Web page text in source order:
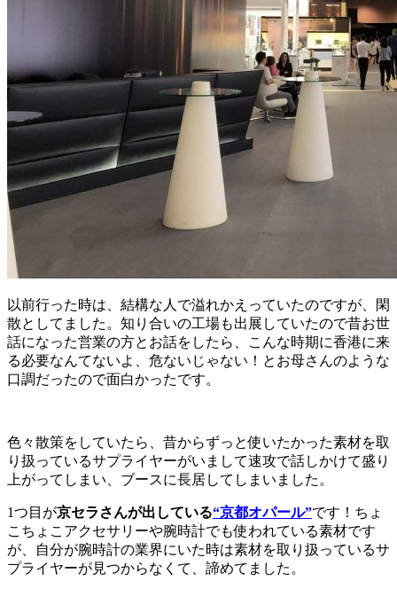
以前行った時は、結構な人で溢れかえっていたのですが、閑
散としてました。知り合いの工場も出展していたので昔お世
話になった営業の方とお話をしたら、こんな時期に香港に来
る必要なんてないよ、危ないじゃない！とお母さんのような
口調だったので面白かったです。
色々散策をしていたら、昔からずっと使いたかった素材を取
り扱っているサプライヤーがいまして速攻で話しかけて盛り
上がってしまい、ブースに長居してしまいました。
1つ目が京セラさんが出している“京都オパール”です！ちょ
こちょこアクセサリーや腕時計でも使われている素材です
が、自分が腕時計の業界にいた時は素材を取り扱っているサ
プライヤーが見つからなくて、諦めてました。